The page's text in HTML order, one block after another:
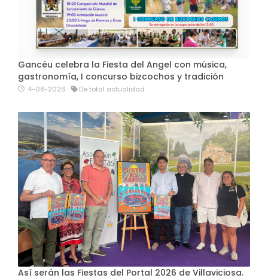
Gancéu celebra la Fiesta del Angel con música,
gastronomía, I concurso bizcochos y tradición
4-08-2026 De total actualidad
Así serán las Fiestas del Portal 2026 de Villaviciosa.